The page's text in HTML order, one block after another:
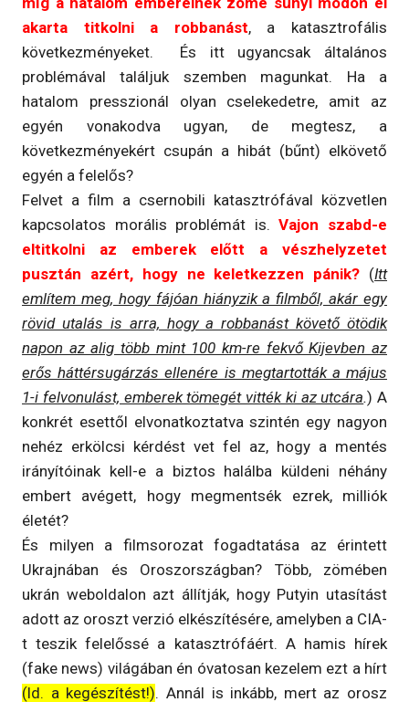
akarta titkolni a robbanást, a katasztrofális
következményeket. És itt ugyancsak általános
problémával találjuk szemben magunkat. Ha a
hatalom presszionál olyan cselekedetre, amit az
egyén vonakodva ugyan, de megtesz, a
következményekért csupán a hibát (bűnt) elkövető
egyén a felelős?
Felvet a film a csernobili katasztrófával közvetlen
kapcsolatos morális problémát is.Vajon szabd-e
eltitkolni az emberek előtt a vészhelyzetet
pusztán azért, hogy ne keletkezzen pánik? (Itt
említem meg, hogy fájóan hiányzik a filmből, akár egy
rövid utalás is arra, hogy a robbanást követő ötödik
napon az alig több mint 100 km-re fekvő Kijevben az
erős háttérsugárzás ellenére is megtartották a május
1-i felvonulást, emberek tömegét vitték ki az utcára.) A
konkrét esettől elvonatkoztatva szintén egy nagyon
nehéz erkölcsi kérdést vet fel az, hogy a mentés
irányítóinak kell-e a biztos halálba küldeni néhány
embert avégett, hogy megmentsék ezrek, milliók
életét?
És milyen a filmsorozat fogadtatása az érintett
Ukrajnában és Oroszországban? Több, zömében
ukrán weboldalon azt állítják, hogy Putyin utasítást
adott az oroszt verzió elkészítésére, amelyben a CIA-
t teszik felelőssé a katasztrófáért. A hamis hírek
(fake news) világában én óvatosan kezelem ezt a hírt
(ld. a kegészítést!). Annál is inkább, mert az orosz